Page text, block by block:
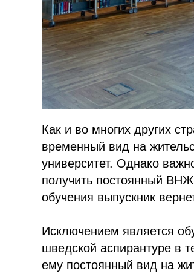
Как и во многих других
временный вид на
университет. Однако
получить постоянный
обучения выпускник
Исключением является
шведской аспирантуре в
ему постоянный вид на